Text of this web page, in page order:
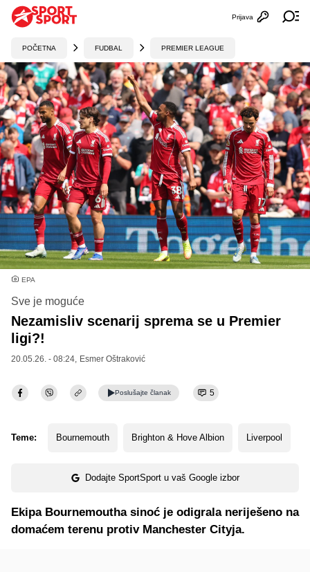
Otvori
Prijava
POČETNA FUDBAL PREMIER LEAGUE
EPA
Sve je moguće
Nezamisliv scenarij sprema se u Premier
ligi?!
20.05.26. - 08:24, Esmer Oštraković
Poslušajte članak 5
Teme: Bournemouth Brighton & Hove Albion Liverpool
Dodajte SportSport u vaš Google izbor
Ekipa Bournemoutha sinoć je odigrala neriješeno na
domaćem terenu protiv Manchester Cityja.